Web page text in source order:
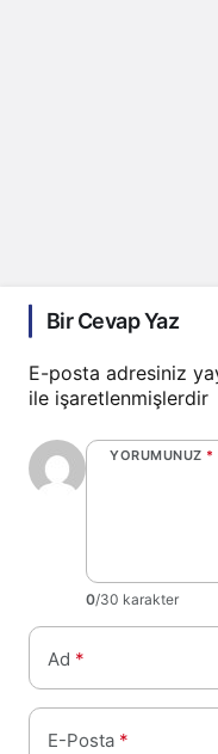
Bir Cevap Yaz
E-posta adresiniz
ile işaretlenmişlerdir
YORUMUNUZ *
0/30 karakter
Ad *
E-Posta *